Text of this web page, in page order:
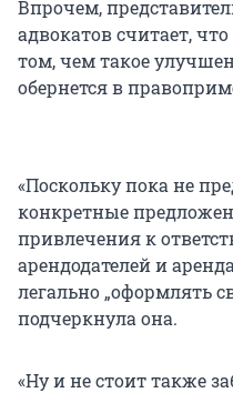
Впрочем,
адвокатов считает,
том, чем такое
обернется в
«Поскольку пока не
конкретные
привлечения к
арендодателей и
легально „оформлять
подчеркнула она.
«Ну и не стоит также